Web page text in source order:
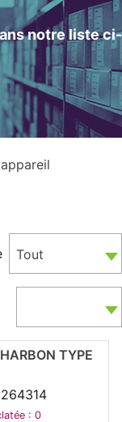
notre liste ci-
Tout
TYPE
: 0